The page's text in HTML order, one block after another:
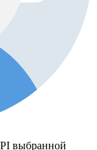
выбранной